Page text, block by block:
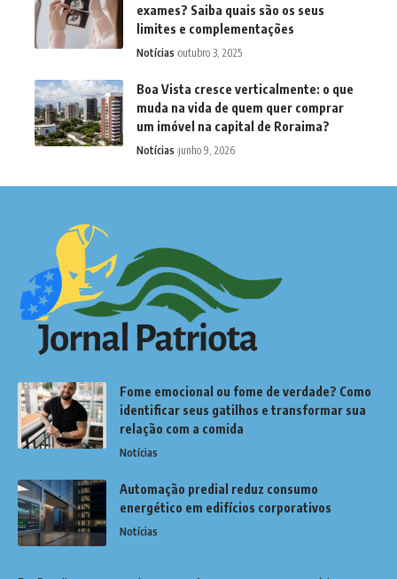
exames? Saiba quais são os seus
limites e complementações
Notícias outubro 3, 2025
Boa Vista cresce verticalmente: o que
muda na vida de quem quer comprar
um imóvel na capital de Roraima?
Notícias junho 9, 2026
Fome emocional ou fome de verdade? Como
identificar seus gatilhos e transformar sua
relação com a comida
Notícias
Automação predial reduz consumo
energético em edifícios corporativos
Notícias